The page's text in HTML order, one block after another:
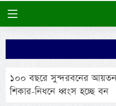
১০০ বছরে সুন্দরবনের আয়তন
শিকার-নিধনে ধ্বংস হচ্ছে বন